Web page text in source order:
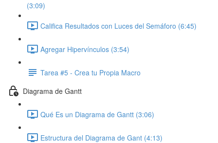
(3:09)
Califica Resultados con Luces del Semáforo (6:45)
Agregar Hipervínculos (3:54)
Tarea #5 - Crea tu Propia Macro
Diagrama de Gantt
Qué Es un Diagrama de Gantt (3:06)
Estructura del Diagrama de Gant (4:13)